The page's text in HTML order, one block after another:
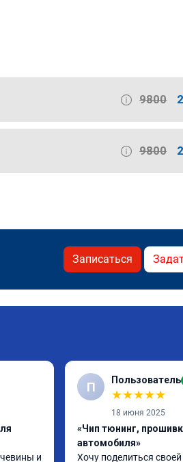
9800
9800
Записаться
и
П Пользователь
★★★★★
18 июня 2025
«Чип тюнинг,
автомобиля»
Хочу поделиться